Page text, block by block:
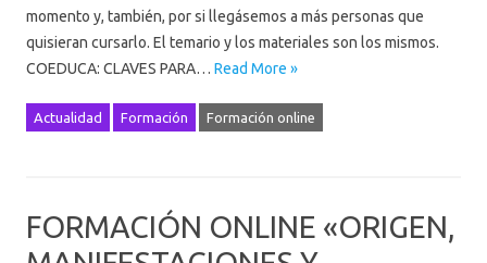
momento y, también, por si llegásemos a más personas que
quisieran cursarlo. El temario y los materiales son los mismos.
COEDUCA: CLAVES PARA… Read More »
Actualidad Formación Formación online
FORMACIÓN ONLINE «ORIGEN,